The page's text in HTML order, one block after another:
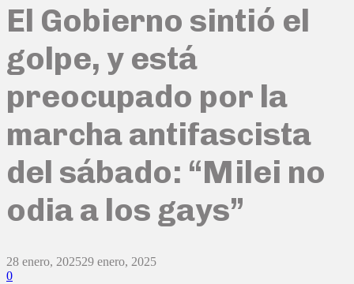
El Gobierno sintió el
golpe, y está
preocupado por la
marcha antifascista
del sábado: “Milei no
odia a los gays”
28 enero, 202529 enero, 2025
0